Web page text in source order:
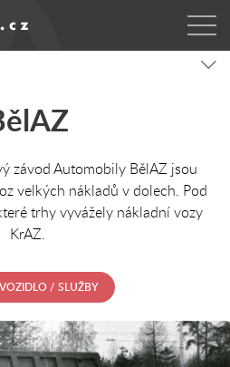
závod Automobily BělAZ jsou
velkých nákladů v dolech. Pod
trhy vyvážely nákladní vozy
KrAZ.
/ SLUŽBY